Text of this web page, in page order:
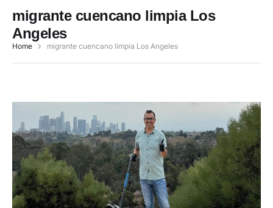
migrante cuencano limpia Los
Angeles
Home migrante cuencano limpia Los Angeles